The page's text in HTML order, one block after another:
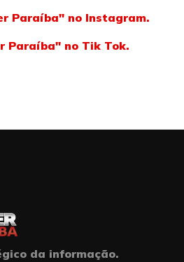
Paraíba" no Instagram.
Paraíba" no Tik Tok.
da informação.